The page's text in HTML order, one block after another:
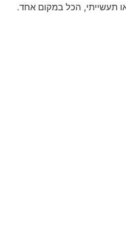
תעשייתי, הכל במקום אחד.